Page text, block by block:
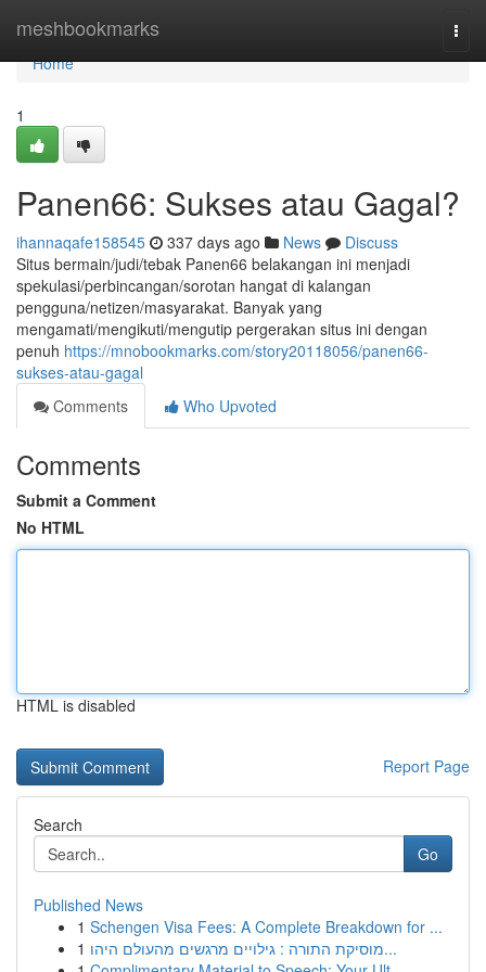
meshbookmarks
Home
Home
1
Panen66: Sukses atau Gagal?
ihannaqafe158545 337 days ago News
Discuss
Situs bermain/judi/tebak Panen66 belakangan ini menjadi
spekulasi/perbincangan/sorotan hangat di kalangan
pengguna/netizen/masyarakat. Banyak yang
mengamati/mengikuti/mengutip pergerakan situs ini dengan
penuh https://mnobookmarks.com/story20118056/panen66-
sukses-atau-gagal
Comments
Who Upvoted
Comments
Submit a Comment
No HTML
HTML is disabled
Report Page
Search
Go
Published News
1 Schengen Visa Fees: A Complete Breakdown for ...
1
מוסיקת התורה : גילויים מרגשים מהעולם היהו...